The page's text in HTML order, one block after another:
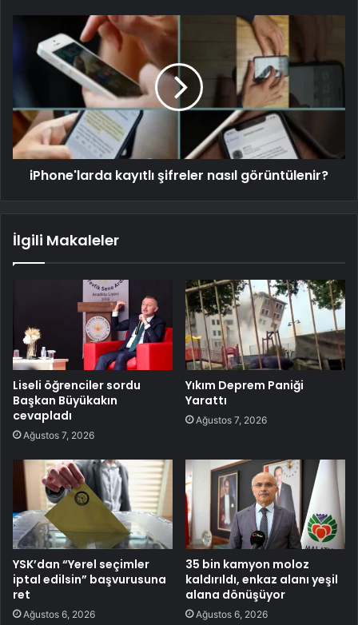
iPhone'larda kayıtlı şifreler nasıl görüntülenir?
İlgili Makaleler
Liseli öğrenciler sordu
Başkan Büyükakın
cevapladı
Ağustos 7, 2026
Yıkım Deprem Paniği
Yarattı
Ağustos 7, 2026
YSK’dan “Yerel seçimler
iptal edilsin” başvurusuna
ret
Ağustos 6, 2026
35 bin kamyon moloz
kaldırıldı, enkaz alanı yeşil
alana dönüşüyor
Ağustos 6, 2026